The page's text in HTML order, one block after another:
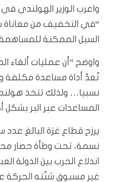
واعرب الوزير الهولندي
“في التخفيف من معاناة
السبل الممكنة
واوضح “أن عمليات ألغاء
تُعدّ أداة مساعدة مكلفة
نسبيا… ولذلك تتخذ
المساعدات عبر البر بشكل
نسمة، تحت وطأة حصار
اندلاع الحرب بين الدولة
غير مسبوق شنّته الحركة